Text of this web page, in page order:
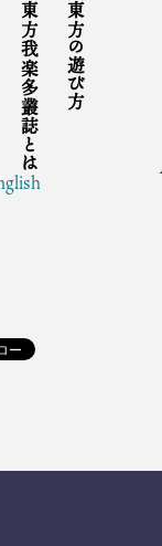
東方我楽多叢誌とは 東方の遊び方